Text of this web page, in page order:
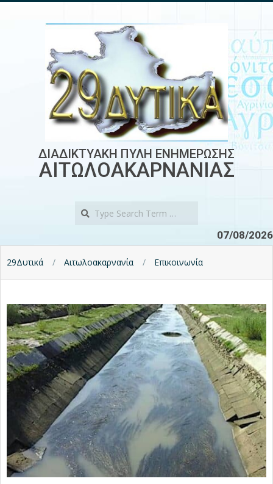
ΔΙΑΔΙΚΤΥΑΚΗ ΠΥΛΗ ΕΝΗΜΕΡΩΣΗΣ
ΑΙΤΩΛΟΑΚΑΡΝΑΝΙΑΣ
07/08/2026
29Δυτικά Αιτωλοακαρνανία Επικοινωνία